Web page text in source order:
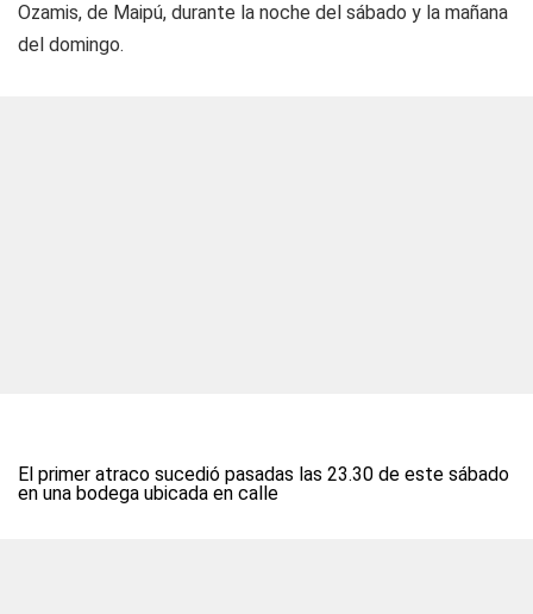
Ozamis, de Maipú, durante la noche del sábado y la mañana
del domingo.
El primer atraco sucedió pasadas las 23.30 de este sábado
en una bodega ubicada en calle